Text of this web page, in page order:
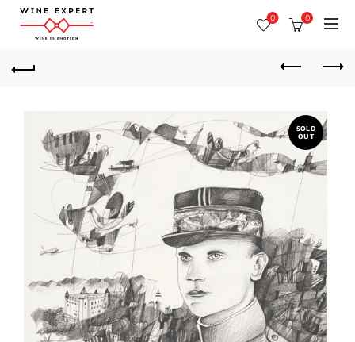
0 0
SOLD
OUT